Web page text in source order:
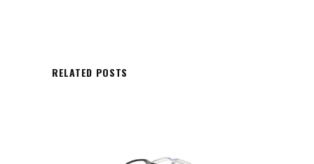
RELATED POSTS